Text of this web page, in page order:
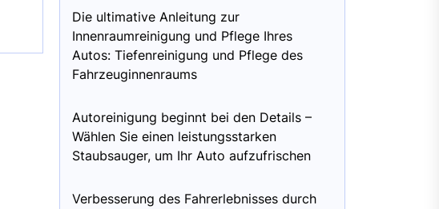
Die ultimative Anleitung zur
Innenraumreinigung und Pflege Ihres
Autos: Tiefenreinigung und Pflege des
Fahrzeuginnenraums
Autoreinigung beginnt bei den Details –
Wählen Sie einen leistungsstarken
Staubsauger, um Ihr Auto aufzufrischen
Verbesserung des Fahrerlebnisses durch